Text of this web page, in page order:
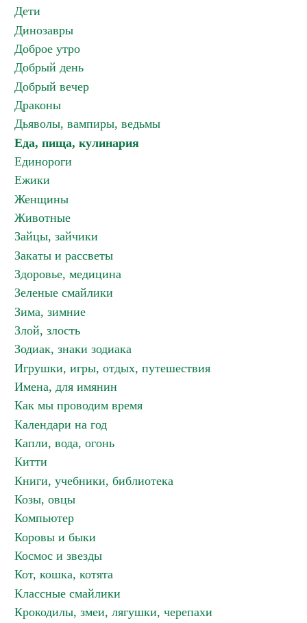
Дети
Динозавры
Доброе утро
Добрый день
Добрый вечер
Драконы
Дьяволы, вампиры, ведьмы
Еда, пища, кулинария
Единороги
Ежики
Женщины
Животные
Зайцы, зайчики
Закаты и рассветы
Здоровье, медицина
Зеленые смайлики
Зима, зимние
Злой, злость
Зодиак, знаки зодиака
Игрушки, игры, отдых, путешествия
Имена, для имянин
Как мы проводим время
Календари на год
Капли, вода, огонь
Китти
Книги, учебники, библиотека
Козы, овцы
Компьютер
Коровы и быки
Космос и звезды
Кот, кошка, котята
Классные смайлики
Крокодилы, змеи, лягушки, черепахи